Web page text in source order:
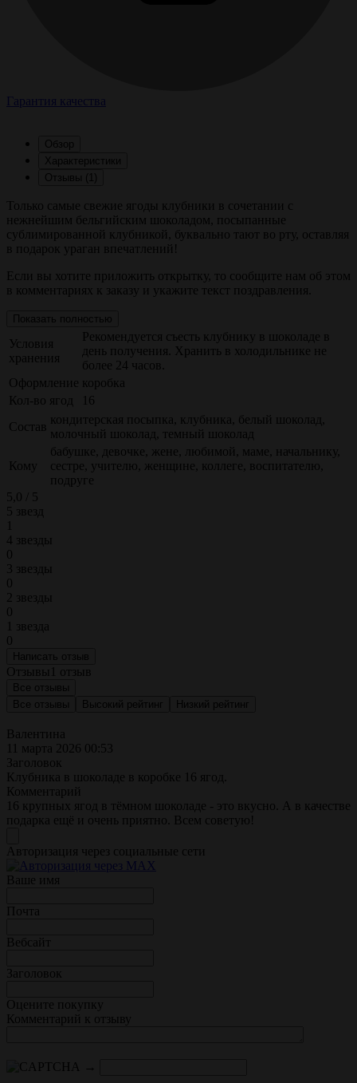
Гарантия качества
Обзор
Характеристики
Отзывы (1)
Только самые свежие ягоды клубники в сочетании с
нежнейшим бельгийским шоколадом, посыпанные
сублимированной клубникой, буквально тают во рту, оставляя
в подарок ураган впечатлений!
Если вы хотите приложить открытку, то сообщите нам об этом
в комментариях к заказу и укажите текст поздравления.
Показать полностью
Условия
хранения
Рекомендуется съесть клубнику в шоколаде в
день получения. Хранить в холодильнике не
более 24 часов.
Оформление коробка
Кол-во ягод
16
Состав
кондитерская посыпка, клубника, белый шоколад,
молочный шоколад, темный шоколад
Кому
бабушке, девочке, жене, любимой, маме, начальнику,
сестре, учителю, женщине, коллеге, воспитателю,
подруге
5,0 / 5
5 звезд
1
4 звезды
0
3 звезды
0
2 звезды
0
1 звезда
0
Написать отзыв
Отзывы 1 отзыв
Все отзывы
Все отзывы
Высокий рейтинг Низкий рейтинг
Валентина
11 марта 2026 00:53
Заголовок
Клубника в шоколаде в коробке 16 ягод.
Комментарий
16 крупных ягод в тёмном шоколаде - это вкусно. А в качестве
подарка ещё и очень приятно. Всем советую!
Авторизация через социальные сети
Ваше имя
Почта
Вебсайт
Заголовок
Оцените покупку
Комментарий к отзыву
→